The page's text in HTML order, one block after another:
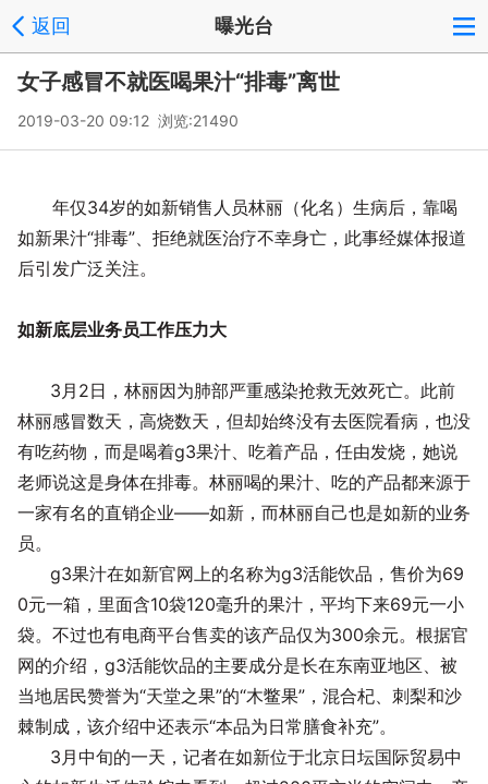
返回 曝光台
女子感冒不就医喝果汁“排毒”离世
2019-03-20 09:12 浏览:21490
年仅34岁的如新销售人员林丽（化名）生病后，靠喝
如新果汁“排毒”、拒绝就医治疗不幸身亡，此事经媒体报道
后引发广泛关注。
如新底层业务员工作压力大
3月2日，林丽因为肺部严重感染抢救无效死亡。此前
林丽感冒数天，高烧数天，但却始终没有去医院看病，也没
有吃药物，而是喝着g3果汁、吃着产品，任由发烧，她说
老师说这是身体在排毒。林丽喝的果汁、吃的产品都来源于
一家有名的直销企业——如新，而林丽自己也是如新的业务
员。
g3果汁在如新官网上的名称为g3活能饮品，售价为69
0元一箱，里面含10袋120毫升的果汁，平均下来69元一小
袋。不过也有电商平台售卖的该产品仅为300余元。根据官
网的介绍，g3活能饮品的主要成分是长在东南亚地区、被
当地居民赞誉为“天堂之果”的“木鳖果”，混合杞、刺梨和沙
棘制成，该介绍中还表示“本品为日常膳食补充”。
3月中旬的一天，记者在如新位于北京日坛国际贸易中